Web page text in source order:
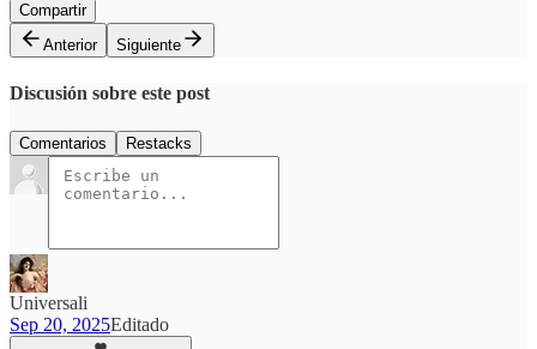
Compartir
Anterior
Siguiente
Discusión sobre este post
Comentarios Restacks
Universali
Sep 20, 2025Editado